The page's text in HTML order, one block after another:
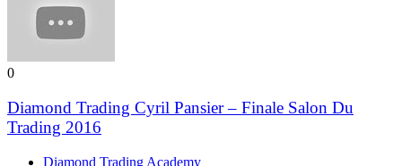
0
Diamond Trading Cyril Pansier – Finale Salon Du
Trading 2016
Diamond Trading Academy